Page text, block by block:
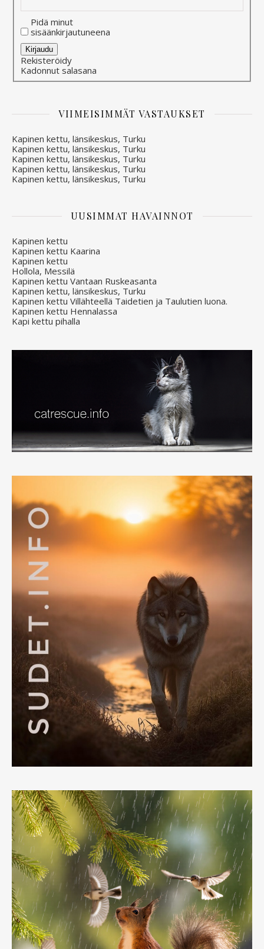
Pidä minut
sisäänkirjautuneena
Alternative:
Kirjaudu
Rekisteröidy
Kadonnut salasana
VIIMEISIMMÄT VASTAUKSET
Kapinen kettu, länsikeskus, Turku
Kapinen kettu, länsikeskus, Turku
Kapinen kettu, länsikeskus, Turku
Kapinen kettu, länsikeskus, Turku
Kapinen kettu, länsikeskus, Turku
UUSIMMAT HAVAINNOT
Kapinen kettu
Kapinen kettu Kaarina
Kapinen kettu
Hollola, Messilä
Kapinen kettu Vantaan Ruskeasanta
Kapinen kettu, länsikeskus, Turku
Kapinen kettu Villähteellä Taidetien ja Taulutien luona.
Kapinen kettu Hennalassa
Kapi kettu pihalla